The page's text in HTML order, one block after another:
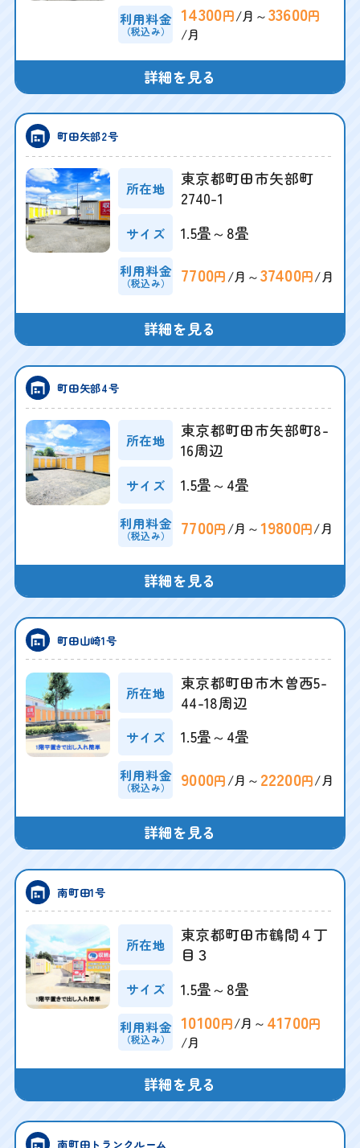
利用料金
（税込み）
14300円/月～33600円
/月
詳細を見る
町田矢部2号
所在地
東京都町田市矢部町
2740-1
サイズ 1.5畳～8畳
利用料金
（税込み） 7700円/月～37400円/月
詳細を見る
町田矢部4号
所在地
東京都町田市矢部町8-
16周辺
サイズ 1.5畳～4畳
利用料金
（税込み） 7700円/月～19800円/月
詳細を見る
町田山崎1号
所在地
東京都町田市木曽西5-
44-18周辺
サイズ 1.5畳～4畳
利用料金
（税込み） 9000円/月～ 22200円/月
詳細を見る
南町田1号
所在地
東京都町田市鶴間４丁
目３
サイズ 1.5畳～8畳
利用料金
（税込み）
10100円/月～ 41700円
/月
詳細を見る
南町田トランクルーム